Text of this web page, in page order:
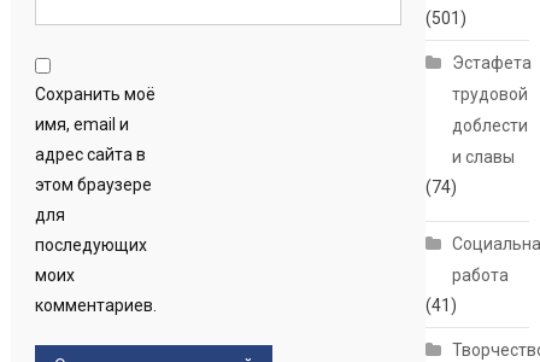
Сохранить моё
имя, email и
адрес сайта в
этом браузере
для
последующих
моих
комментариев.
(501)
Эстафета
трудовой
доблести
и славы
(74)
работа
(41)